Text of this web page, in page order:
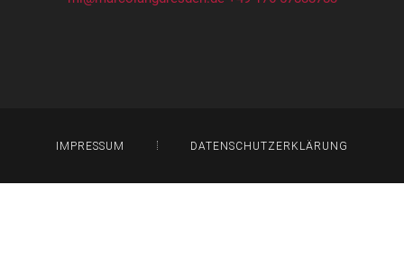
IMPRESSUM DATENSCHUTZERKLÄRUNG